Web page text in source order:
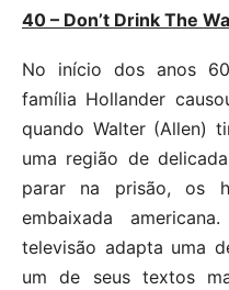
40 – Don’t Drink The
No início dos anos
família Hollander
quando Walter (Allen)
uma região de
parar na prisão, os
embaixada
televisão adapta uma
um de seus textos